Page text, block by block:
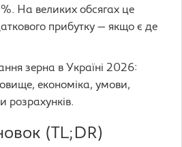
На великих обсягах це
прибутку — якщо є де
зерна в Україні 2026:
економіка, умови,
розрахунків.
(TL;DR)